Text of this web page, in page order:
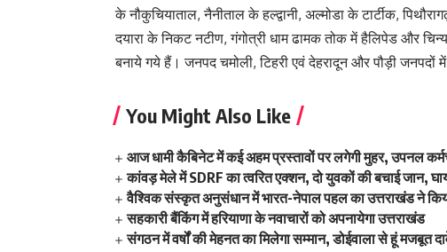
के नौकुचियाताल, नैनीताल के हल्द्वानी, अल्मोडा के टार्टीक,
दयारा के निकट नटीण, गंगोत्री धाम ढामक तोक में हैलिपेड और
बनाये गये हैं। जनपद चमोली, टिहरी एवं देहरादून और पौड़ी जनपदों में
You Might Also Like
आज धामी कैबिनेट में कई अहम प्रस्तावों पर लगेगी मुहर, उपनल
कांवड़ मेले में SDRF का त्वरित एक्शन, दो युवकों की बचाई जान,
वैश्विक संस्कृत अनुसंधान में भारत-नेपाल पहल का उत्तराखंड ने
सहकारी बैंकिंग में हरियाणा के नवाचारों को अपनायेगा उत्तराखंड
संगठन में वर्षों की मेहनत का मिलेगा सम्मान, डोईवाला से हूं मजबूत